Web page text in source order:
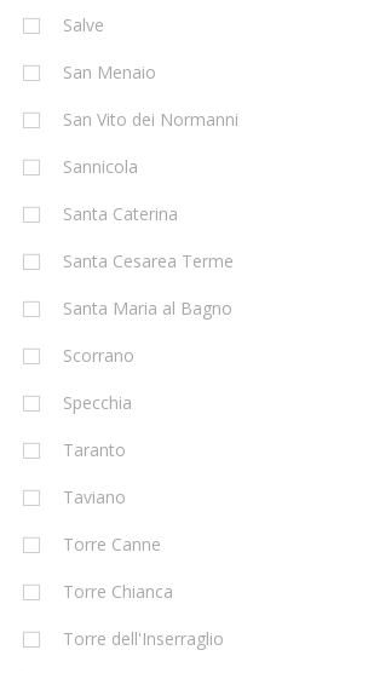
Salve
San Menaio
San Vito dei Normanni
Sannicola
Santa Caterina
Santa Cesarea Terme
Santa Maria al Bagno
Scorrano
Specchia
Taranto
Taviano
Torre Canne
Torre Chianca
Torre dell'Inserraglio